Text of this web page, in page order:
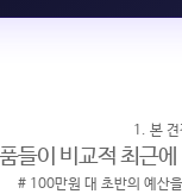
1. 본
들이 비교적 최근
# 100만원 대 초반의 예산